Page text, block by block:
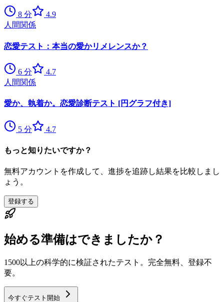
8 分
4.9
人間関係
恋愛テスト：本当の愛かリメレンスか？
6 分
4.7
人間関係
愛か、執着か。恋愛診断テスト [円グラフ付き]
5 分 4.7
もっと知りたいですか？
無料アカウントを作成して、進捗を追跡し結果を比較しまし
ょう。
登録する
始める準備はできましたか？
1500以上の科学的に検証されたテスト。完全無料、登録不
要。
今すぐテスト開始